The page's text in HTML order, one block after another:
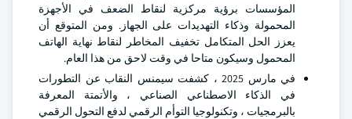
المؤسسات برؤية مركزية لنقاط الضعف في الأجهزة
المحمولة وذكاء التهديدات على الجهاز. ومن المتوقع أن
يعزز الحل المتكامل تخفيف المخاطر لنقاط نهاية الهاتف
المحمول وسيكون متاحا في وقت لاحق من هذا العام.
في مارس 2025 ، كشفت سيمنس النقاب عن التطورات
في الذكاء الاصطناعي الصناعي ، والأتمتة المعرفة
بالبرمجيات ، وتكنولوجيا التوأم الرقمي لدفع التحول الرقمي